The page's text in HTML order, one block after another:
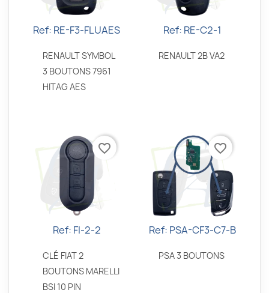
Aperçu rapide
Ref: RE-F3-FLUAES
RENAULT SYMBOL
3 BOUTONS 7961
HITAG AES
Aperçu rapide
Ref: RE-C2-1
RENAULT 2B VA2
Aperçu rapide
Ref: FI-2-2
CLÉ FIAT 2
BOUTONS MARELLI
BSI 10 PIN
favorite_border
Aperçu rapide
Ref: PSA-CF3-C7-B
PSA 3 BOUTONS
favorite_border